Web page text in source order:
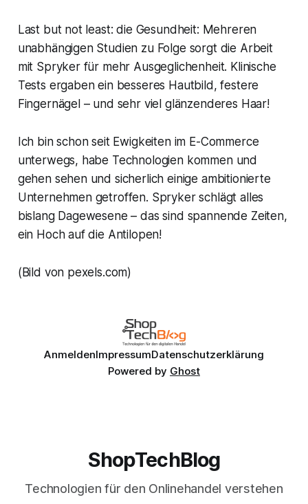
Last but not least: die Gesundheit: Mehreren
unabhängigen Studien zu Folge sorgt die Arbeit
mit Spryker für mehr Ausgeglichenheit. Klinische
Tests ergaben ein besseres Hautbild, festere
Fingernägel – und sehr viel glänzenderes Haar!
Ich bin schon seit Ewigkeiten im E-Commerce
unterwegs, habe Technologien kommen und
gehen sehen und sicherlich einige ambitionierte
Unternehmen getroffen. Spryker schlägt alles
bislang Dagewesene – das sind spannende Zeiten,
ein Hoch auf die Antilopen!
(Bild von pexels.com)
AnmeldenImpressumDatenschutzerklärung
Powered by Ghost
ShopTechBlog
Technologien für den Onlinehandel verstehen